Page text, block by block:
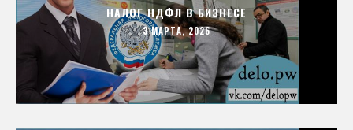
НАЛОГ НДФЛ В БИЗНЕСЕ
3 МАРТА, 2026